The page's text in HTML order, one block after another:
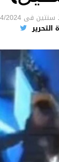
سنتين فى 2024
التحرير